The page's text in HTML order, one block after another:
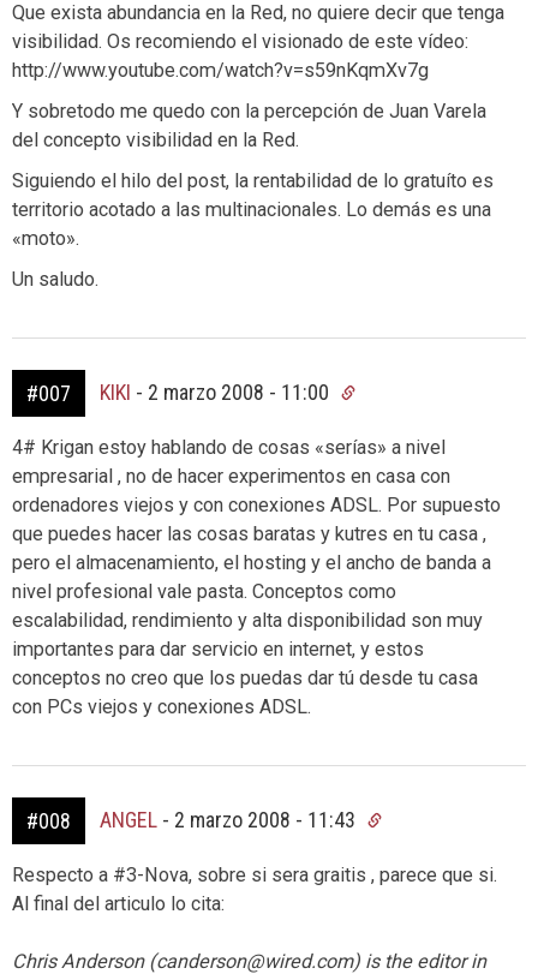
Que exista abundancia en la Red, no quiere decir que tenga
visibilidad. Os recomiendo el visionado de este vídeo:
http://www.youtube.com/watch?v=s59nKqmXv7g
Y sobretodo me quedo con la percepción de Juan Varela
del concepto visibilidad en la Red.
Siguiendo el hilo del post, la rentabilidad de lo gratuíto es
territorio acotado a las multinacionales. Lo demás es una
«moto».
Un saludo.
#007 KIKI - 2 marzo 2008 - 11:00
4# Krigan estoy hablando de cosas «serías» a nivel
empresarial , no de hacer experimentos en casa con
ordenadores viejos y con conexiones ADSL. Por supuesto
que puedes hacer las cosas baratas y kutres en tu casa ,
pero el almacenamiento, el hosting y el ancho de banda a
nivel profesional vale pasta. Conceptos como
escalabilidad, rendimiento y alta disponibilidad son muy
importantes para dar servicio en internet, y estos
conceptos no creo que los puedas dar tú desde tu casa
con PCs viejos y conexiones ADSL.
#008 ANGEL - 2 marzo 2008 - 11:43
Respecto a #3-Nova, sobre si sera graitis , parece que si.
Al final del articulo lo cita:
Chris Anderson (canderson@wired.com) is the editor in